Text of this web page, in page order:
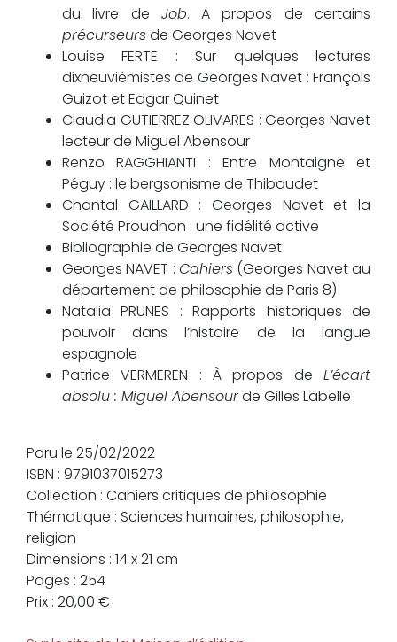
du livre de Job. A propos de certains
précurseursde Georges Navet
Louise FERTE : Sur quelques lectures
dixneuviémistes de Georges Navet : François
Guizot et Edgar Quinet
Claudia GUTIERREZ OLIVARES : Georges Navet
lecteur de Miguel Abensour
Renzo RAGGHIANTI : Entre Montaigne et
Péguy : le bergsonisme de Thibaudet
Chantal GAILLARD : Georges Navet et la
Société Proudhon : une fidélité active
Bibliographie de Georges Navet
Georges NAVET : Cahiers (Georges Navet au
département de philosophie de Paris 8)
Natalia PRUNES : Rapports historiques de
pouvoir dans l’histoire de la langue
espagnole
Patrice VERMEREN : À propos de L’écart
absolu : Miguel Abensourde Gilles Labelle
Paru le 25/02/2022
ISBN : 9791037015273
Collection : Cahiers critiques de philosophie
Thématique : Sciences humaines, philosophie,
religion
Dimensions : 14 x 21 cm
Pages : 254
Prix : 20,00 €